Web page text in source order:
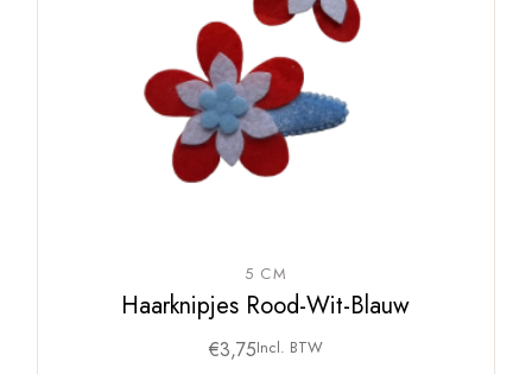
5 CM
Haarknipjes Rood-Wit-Blauw
€3,75Incl. BTW